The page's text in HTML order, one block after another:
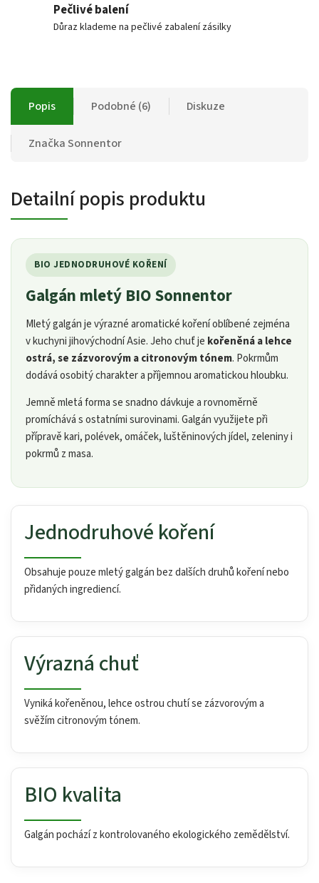
Pečlivé balení
Důraz klademe na pečlivé zabalení zásilky
Popis Podobné (6) Diskuze
ZnačkaSonnentor
Detailní popis produktu
BIO JEDNODRUHOVÉ KOŘENÍ
Galgán mletý BIO Sonnentor
Mletý galgán je výrazné aromatické koření oblíbené zejména
v kuchyni jihovýchodní Asie. Jeho chuť je kořeněná a lehce
ostrá, se zázvorovým a citronovým tónem. Pokrmům
dodává osobitý charakter a příjemnou aromatickou hloubku.
Jemně mletá forma se snadno dávkuje a rovnoměrně
promíchává s ostatními surovinami. Galgán využijete při
přípravě kari, polévek, omáček, luštěninových jídel, zeleniny i
pokrmů z masa.
Jednodruhové koření
Obsahuje pouze mletý galgán bez dalších druhů koření nebo
přidaných ingrediencí.
Výrazná chuť
Vyniká kořeněnou, lehce ostrou chutí se zázvorovým a
svěžím citronovým tónem.
BIO kvalita
Galgán pochází z kontrolovaného ekologického zemědělství.